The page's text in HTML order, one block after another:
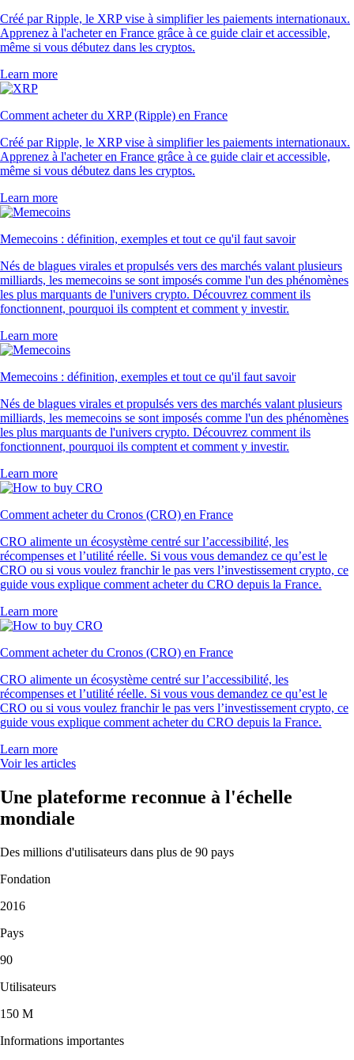
Créé par Ripple, le XRP vise à simplifier les paiements internationaux.
Apprenez à l'acheter en France grâce à ce guide clair et accessible,
même si vous débutez dans les cryptos.
Learn more
Comment acheter du XRP (Ripple) en France
Créé par Ripple, le XRP vise à simplifier les paiements internationaux.
Apprenez à l'acheter en France grâce à ce guide clair et accessible,
même si vous débutez dans les cryptos.
Learn more
Memecoins : définition, exemples et tout ce qu'il faut savoir
Nés de blagues virales et propulsés vers des marchés valant plusieurs
milliards, les memecoins se sont imposés comme l'un des phénomènes
les plus marquants de l'univers crypto. Découvrez comment ils
fonctionnent, pourquoi ils comptent et comment y investir.
Learn more
Memecoins : définition, exemples et tout ce qu'il faut savoir
Nés de blagues virales et propulsés vers des marchés valant plusieurs
milliards, les memecoins se sont imposés comme l'un des phénomènes
les plus marquants de l'univers crypto. Découvrez comment ils
fonctionnent, pourquoi ils comptent et comment y investir.
Learn more
Comment acheter du Cronos (CRO) en France
CRO alimente un écosystème centré sur l’accessibilité, les
récompenses et l’utilité réelle. Si vous vous demandez ce qu’est le
CRO ou si vous voulez franchir le pas vers l’investissement crypto, ce
guide vous explique comment acheter du CRO depuis la France.
Learn more
Comment acheter du Cronos (CRO) en France
CRO alimente un écosystème centré sur l’accessibilité, les
récompenses et l’utilité réelle. Si vous vous demandez ce qu’est le
CRO ou si vous voulez franchir le pas vers l’investissement crypto, ce
guide vous explique comment acheter du CRO depuis la France.
Learn more
Voir les articles
Une plateforme reconnue à l'échelle
mondiale
Des millions d'utilisateurs dans plus de 90 pays
Fondation
2016
Pays
90
Utilisateurs
150 M
Informations importantes